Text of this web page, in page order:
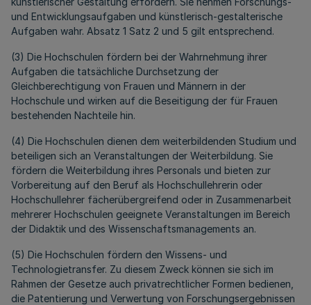
und Entwicklungsaufgaben und künstlerisch-gestalterische
Aufgaben wahr. Absatz 1 Satz 2 und 5 gilt entsprechend.
(3) Die Hochschulen fördern bei der Wahrnehmung ihrer
Aufgaben die tatsächliche Durchsetzung der
Gleichberechtigung von Frauen und Männern in der
Hochschule und wirken auf die Beseitigung der für Frauen
bestehenden Nachteile hin.
(4) Die Hochschulen dienen dem weiterbildenden Studium und
beteiligen sich an Veranstaltungen der Weiterbildung. Sie
fördern die Weiterbildung ihres Personals und bieten zur
Vorbereitung auf den Beruf als Hochschullehrerin oder
Hochschullehrer fächerübergreifend oder in Zusammenarbeit
mehrerer Hochschulen geeignete Veranstaltungen im Bereich
der Didaktik und des Wissenschaftsmanagements an.
(5) Die Hochschulen fördern den Wissens- und
Technologietransfer. Zu diesem Zweck können sie sich im
Rahmen der Gesetze auch privatrechtlicher Formen bedienen,
die Patentierung und Verwertung von Forschungsergebnissen